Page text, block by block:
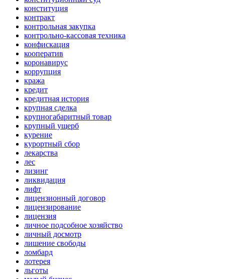
конституция
контракт
контрольная закупка
контрольно-кассовая техника
конфискация
кооператив
коронавирус
коррупция
кража
кредит
кредитная история
крупная сделка
крупногабаритный товар
крупный ущерб
курение
курортный сбор
лекарства
лес
лизинг
ликвидация
лифт
лицензионный договор
лицензирование
лицензия
личное подсобное хозяйство
личный досмотр
лишение свободы
ломбард
лотерея
льготы